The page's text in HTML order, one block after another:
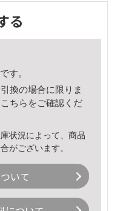
る
す。
換の場合に限りま
こちら をご確認くだ
状況によって、商品
がございます。
いて